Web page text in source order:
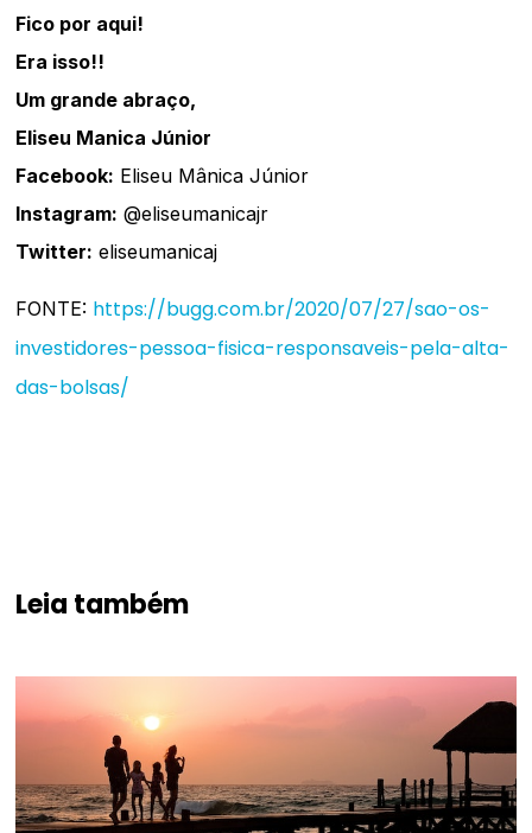
Fico por aqui!
Era isso!!
Um grande abraço,
Eliseu Manica Júnior
Facebook: Eliseu Mânica Júnior
Instagram: @eliseumanicajr
Twitter: eliseumanicaj
FONTE: https://bugg.com.br/2020/07/27/sao-os-
investidores-pessoa-fisica-responsaveis-pela-alta-
das-bolsas/
Leia também